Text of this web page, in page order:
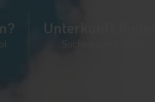
Unterkunft finden!
Suchen und buchen